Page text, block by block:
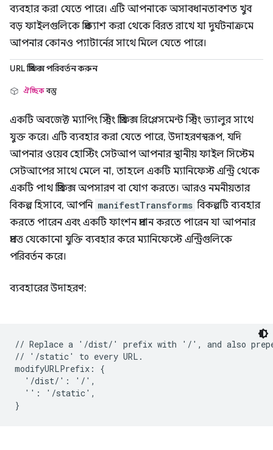
ব্যবহার করা যেতে পারে। এটি আপনাকে অসাবধানতাবশত খুব
বড় ফাইলগুলিকে প্রিক্যাশ করা থেকে বিরত রাখে যা দুর্ঘটনাক্রমে
আপনার কোনও প্যাটার্নের সাথে মিলে যেতে পারে।
URL প্রিফিক্স পরিবর্তন করুন
ঐচ্ছিকবস্তু
একটি অবজেক্ট ম্যাপিং স্ট্রিং প্রিফিক্স রিপ্লেসমেন্ট স্ট্রিং ভ্যালুর সাথে
যুক্ত করে। এটি ব্যবহার করা যেতে পারে, উদাহরণস্বরূপ, যদি
আপনার ওয়েব হোস্টিং সেটআপ আপনার স্থানীয় ফাইল সিস্টেম
সেটআপের সাথে মেলে না, তাহলে একটি ম্যানিফেস্ট এন্ট্রি থেকে
একটি পাথ প্রিফিক্স অপসারণ বা যোগ করতে। আরও নমনীয়তার
বিকল্প হিসাবে, আপনি manifestTransforms বিকল্পটি ব্যবহার
করতে পারেন এবং একটি ফাংশন প্রদান করতে পারেন যা আপনার
প্রদত্ত যেকোনো যুক্তি ব্যবহার করে ম্যানিফেস্টে এন্ট্রিগুলিকে
পরিবর্তন করে।
ব্যবহারের উদাহরণ:
// Replace a '/dist/' prefix with '/', and also
// '/static' to every URL.
modifyURLPrefix: {
  '/dist/': '/',
  '': '/static',